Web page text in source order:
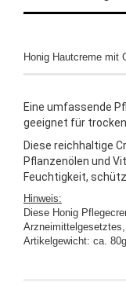
Honig Hautcreme mit
Eine umfassende
geeignet für
Diese reichhaltige
Pflanzenölen und
Feuchtigkeit,
Hinweis:
Diese Honig
Artikelgewicht: ca. 80g